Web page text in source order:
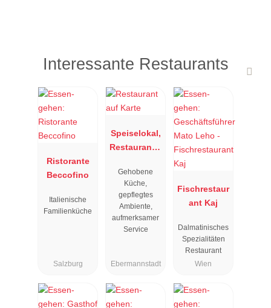
Interessante Restaurants
Ristorante
Beccofino
Italienische
Familienküche
Salzburg
Speiselokal,
Restaurant "
"
Gehobene
Küche,
gepflegtes
Ambiente,
aufmerksamer
Service
Ebermannstadt
Fischrestaur
ant Kaj
Dalmatinisches
Spezialitäten
Restaurant
Wien